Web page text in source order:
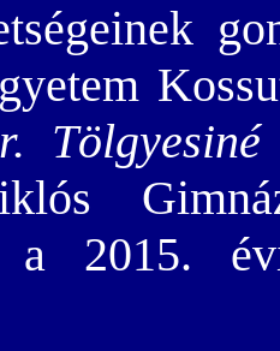
a 2015.